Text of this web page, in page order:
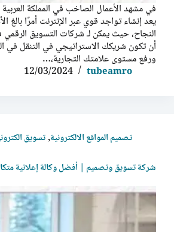
في مشهد الأعمال الصاخب في المملكة العربية
يعد إنشاء تواجد قوي عبر الإنترنت أمرًا بالغ
النجاح، حيث يمكن لـ شركات التسويق
أن تكون شريكك الاستراتيجي في التنقل في
ورفع مستوى علامتك التجارية،…
tubeamro
12/03/2024
تصميم المواقع الالكترونية,تسويق
شركة تسويق وتصميم | أفضل وكالة إعلانية